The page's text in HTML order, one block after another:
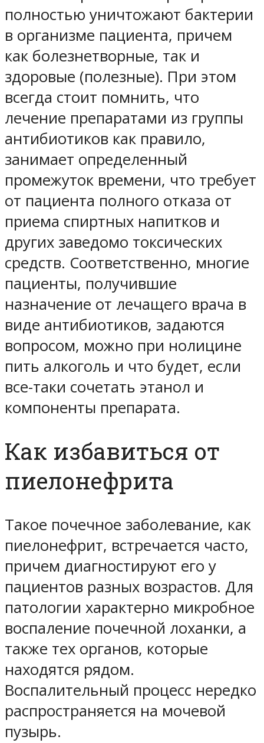
полностью уничтожают бактерии
в организме пациента, причем
как болезнетворные, так и
здоровые (полезные). При этом
всегда стоит помнить, что
лечение препаратами из группы
антибиотиков как правило,
занимает определенный
промежуток времени, что требует
от пациента полного отказа от
приема спиртных напитков и
других заведомо токсических
средств. Соответственно, многие
пациенты, получившие
назначение от лечащего врача в
виде антибиотиков, задаются
вопросом, можно при нолицине
пить алкоголь и что будет, если
все-таки сочетать этанол и
компоненты препарата.
Как избавиться от
пиелонефрита
Такое почечное заболевание, как
пиелонефрит, встречается часто,
причем диагностируют его у
пациентов разных возрастов. Для
патологии характерно микробное
воспаление почечной лоханки, а
также тех органов, которые
находятся рядом.
Воспалительный процесс нередко
распространяется на мочевой
пузырь.